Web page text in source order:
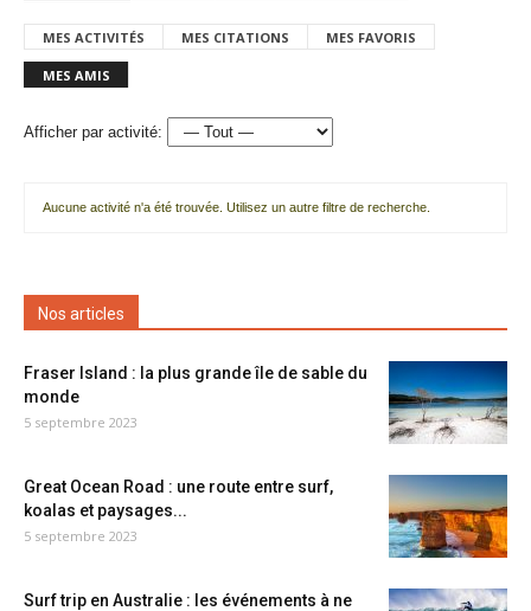
MES ACTIVITÉS MES CITATIONS MES FAVORIS
MES AMIS
Afficher par activité:
Aucune activité n'a été trouvée. Utilisez un autre filtre de recherche.
Nos articles
Fraser Island : la plus grande île de sable du
monde
5 septembre 2023
Great Ocean Road : une route entre surf,
koalas et paysages...
5 septembre 2023
Surf trip en Australie : les événements à ne